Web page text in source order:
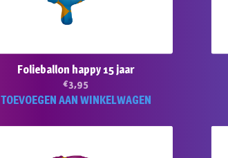
Folieballon happy 15 jaar
€3,95
TOEVOEGEN AAN WINKELWAGEN